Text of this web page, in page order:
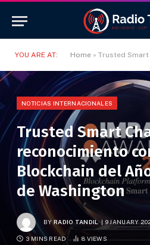
YOU ARE AT: Home » Trusted Smart Chain recibe
NOTICIAS INTERNACIONALES
Trusted Smart
reconocimiento
Blockchain del
de Washington
BY RADIO TANDIL 9 JANUARY
3 MINS READ 8 VIEWS